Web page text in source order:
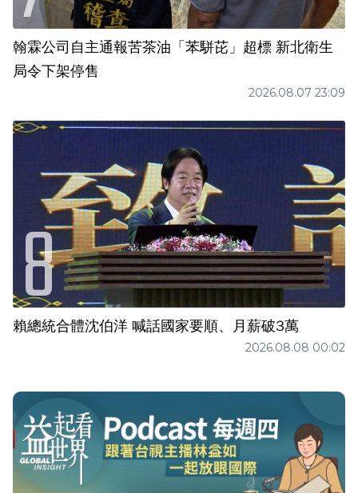
翰霖公司自主通報苦茶油「苯駢芘」超標 新北衛生
局令下架停售
2026.08.07 23:09
賴總統合體沈伯洋 喊話國家要順、月薪破3萬
2026.08.08 00:02